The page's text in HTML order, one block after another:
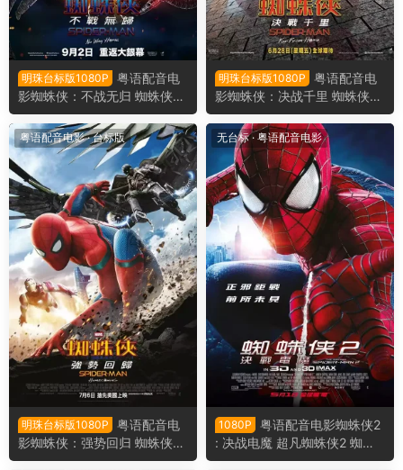
明珠台标版1080P
粤语配音电
影蜘蛛侠：不战无归 蜘蛛侠：
英雄无归 蜘蛛人：无家日 Spi
der-Man: No Way Home
明珠台标版1080P
粤语配音电
影蜘蛛侠：决战千里 蜘蛛侠：
英雄远征 蜘蛛人：离家日 Spi
der-Man: Far from Home
粤语配音电影·台标版
明珠台标版1080P
粤语配音电
影蜘蛛侠：强势回归 蜘蛛侠：
英雄归来 蜘蛛人：返校日 Spi
无台标· 粤语配音电影
1080P
粤语配音电影蜘蛛侠2
: 决战电魔 超凡蜘蛛侠2 蜘蛛
人惊奇再起2：电光之战 The